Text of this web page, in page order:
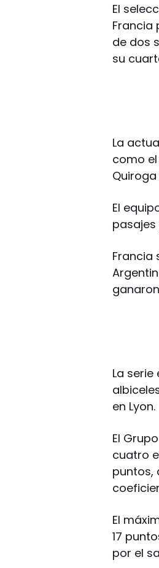
El
Francia
de dos
su
La
como
El
Francia
La
en Lyon.
El
cuatro
puntos,
El
17
por el